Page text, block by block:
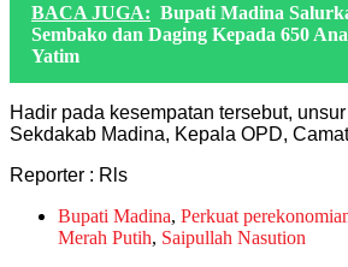
BACA JUGA: Bupati Madina
Sembako dan Daging Kepada 650
Yatim
Hadir pada kesempatan tersebut,
Sekdakab Madina, Kepala OPD,
Reporter : Rls
Bupati Madina, Perkuat
Merah Putih, Saipullah Nasution